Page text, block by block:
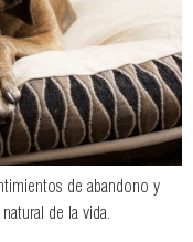
de abandono y
de la vida.